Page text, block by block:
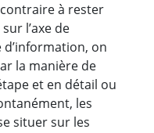
contraire à rester
l’axe de
on
la manière de
et en détail ou
les
situer sur les